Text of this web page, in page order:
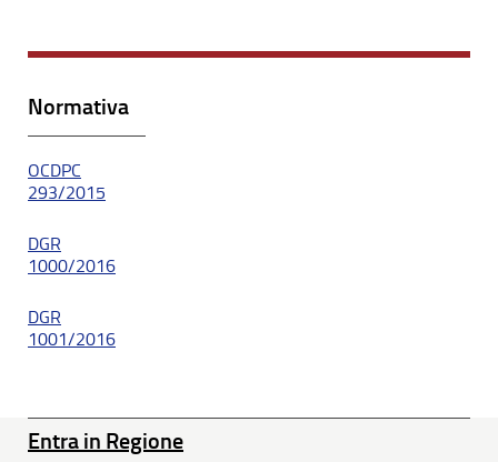
Normativa
OCDPC
293/2015
DGR
1000/2016
DGR
1001/2016
Entra in Regione